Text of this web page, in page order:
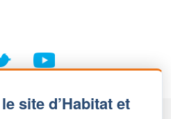
site d’Habitat et